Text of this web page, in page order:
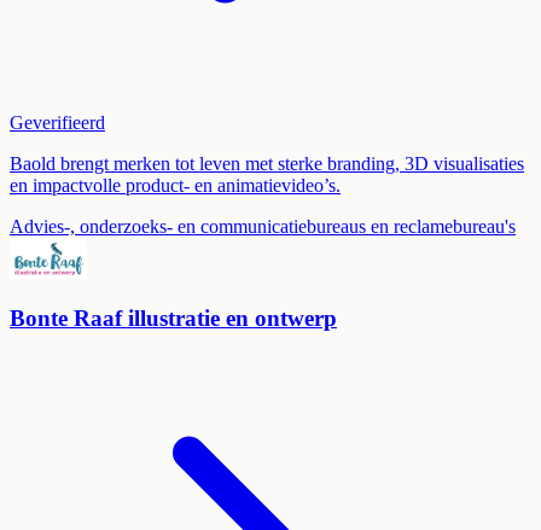
Geverifieerd
Baold brengt merken tot leven met sterke branding, 3D visualisaties
en impactvolle product- en animatievideo’s.
Advies-, onderzoeks- en communicatiebureaus en reclamebureau's
Bonte Raaf illustratie en ontwerp